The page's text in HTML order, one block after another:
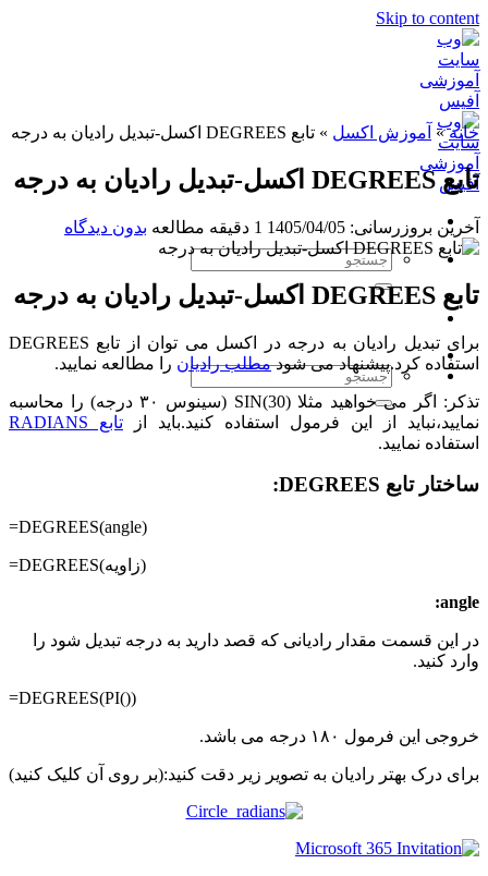
Skip to content
خانه» آموزش اکسل » تابع DEGREES اکسل-تبدیل رادیان به درجه
تابع DEGREES اکسل-تبدیل رادیان به درجه
آخرین بروزرسانی: 1405/04/05 1 دقیقه مطالعه بدون دیدگاه
تابع DEGREES اکسل-تبدیل رادیان به درجه
برای تبدیل رادیان به درجه در اکسل می توان از تابع DEGREES
استفاده کرد.پیشنهاد می شودمطلب رادیان را مطالعه نمایید.
تذکر: اگر می خواهید مثلا SIN(30) (سینوس ۳۰ درجه) را محاسبه
نمایید،نباید از این فرمول استفاده کنید.باید از تابع RADIANS
استفاده نمایید.
ساختار تابع DEGREES:
=DEGREES(angle)
=DEGREES(زاویه)
angle:
در این قسمت مقدار رادیانی که قصد دارید به درجه تبدیل شود را
وارد کنید.
=DEGREES(PI())
خروجی این فرمول ۱۸۰ درجه می باشد.
برای درک بهتر رادیان به تصویر زیر دقت کنید:(بر روی آن کلیک کنید)